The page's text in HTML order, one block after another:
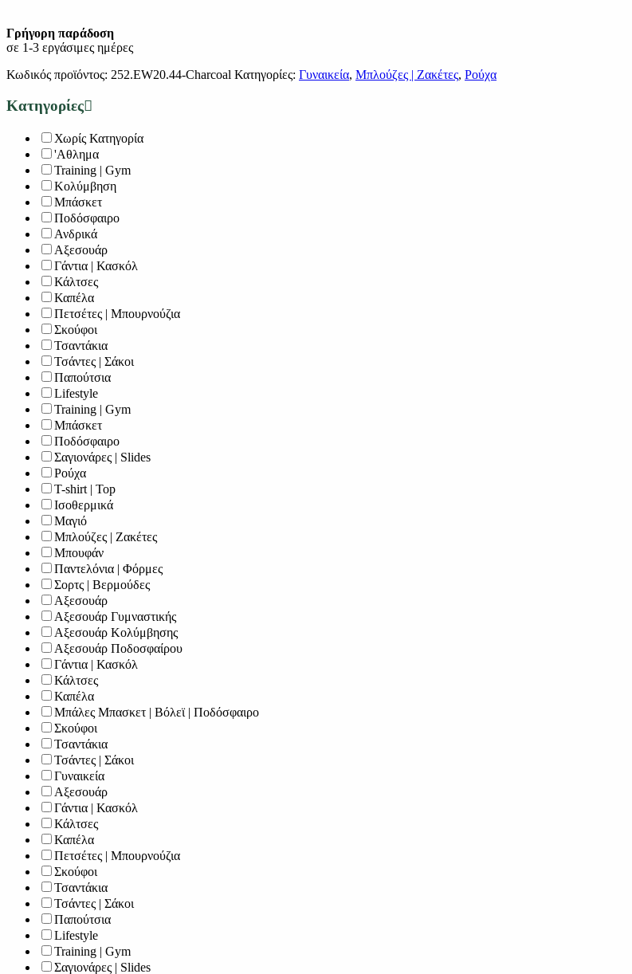
Γρήγορη παράδοση
σε 1-3 εργάσιμες ημέρες
Κωδικός προϊόντος: 252.EW20.44-Charcoal Κατηγορίες: Γυναικεία, Μπλούζες | Ζακέτες, Ρούχα
Κατηγορίες
Χωρίς Κατηγορία
'Αθλημα
Training | Gym
Κολύμβηση
Μπάσκετ
Ποδόσφαιρο
Ανδρικά
Αξεσουάρ
Γάντια | Κασκόλ
Κάλτσες
Καπέλα
Πετσέτες | Μπουρνούζια
Σκούφοι
Τσαντάκια
Τσάντες | Σάκοι
Παπούτσια
Lifestyle
Training | Gym
Μπάσκετ
Ποδόσφαιρο
Σαγιονάρες | Slides
Ρούχα
T-shirt | Top
Ισοθερμικά
Μαγιό
Μπλούζες | Ζακέτες
Μπουφάν
Παντελόνια | Φόρμες
Σορτς | Βερμούδες
Αξεσουάρ
Αξεσουάρ Γυμναστικής
Αξεσουάρ Κολύμβησης
Αξεσουάρ Ποδοσφαίρου
Γάντια | Κασκόλ
Κάλτσες
Καπέλα
Μπάλες Μπασκετ | Βόλεϊ | Ποδόσφαιρο
Σκούφοι
Τσαντάκια
Τσάντες | Σάκοι
Γυναικεία
Αξεσουάρ
Γάντια | Κασκόλ
Κάλτσες
Καπέλα
Πετσέτες | Μπουρνούζια
Σκούφοι
Τσαντάκια
Τσάντες | Σάκοι
Παπούτσια
Lifestyle
Training | Gym
Σαγιονάρες | Slides